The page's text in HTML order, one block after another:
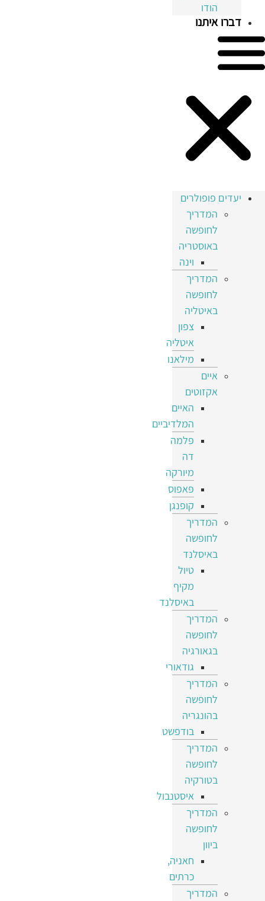
הודו
דברו איתנו
יעדים פופולרים
המדריך
לחופשה
באוסטריה
וינה
המדריך
לחופשה
באיטליה
צפון
איטליה
מילאנו
איים
אקזוטים
האיים
המלדיביים
פלמה
דה
מיורקה
פאפוס
קופנגן
המדריך
לחופשה
באיסלנד
טיול
מקיף
באיסלנד
המדריך
לחופשה
בגאורגיה
גודאורי
המדריך
לחופשה
בהונגריה
בודפשט
המדריך
לחופשה
בטורקיה
איסטנבול
המדריך
לחופשה
ביוון
חאניה,
כרתים
המדריך